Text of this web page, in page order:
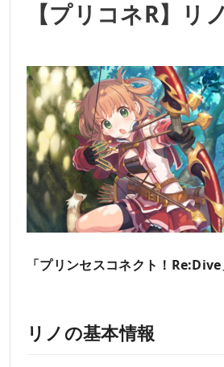
【プリコネR】
「プリンセスコネクト！Re:Dive
リノの基本情報